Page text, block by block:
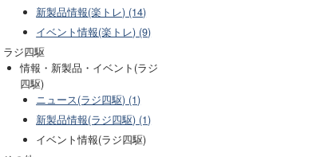
新製品情報(楽トレ) (14)
イベント情報(楽トレ) (9)
ラジ四駆
情報・新製品・イベント(ラジ
四駆)
ニュース(ラジ四駆) (1)
新製品情報(ラジ四駆) (1)
イベント情報(ラジ四駆)